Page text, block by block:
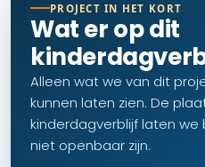
PROJECT IN HET KORT
Wat er op dit
Alleen wat we van dit
kunnen laten zien. De
kinderdagverblijf laten
niet openbaar zijn.